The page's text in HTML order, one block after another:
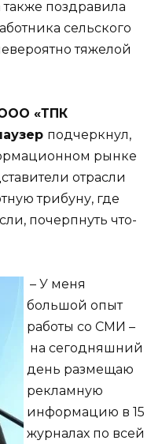
поздравила
сельского
тяжелой
«ТПК
подчеркнул,
рынке
отрасли
трибуну, где
почерпнуть что-
– У меня
большой опыт
работы со СМИ –
на сегодняшний
день размещаю
рекламную
информацию в 15
журналах по всей